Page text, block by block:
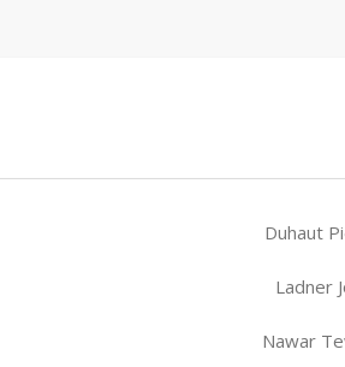
Duhaut
Ladner
Nawar